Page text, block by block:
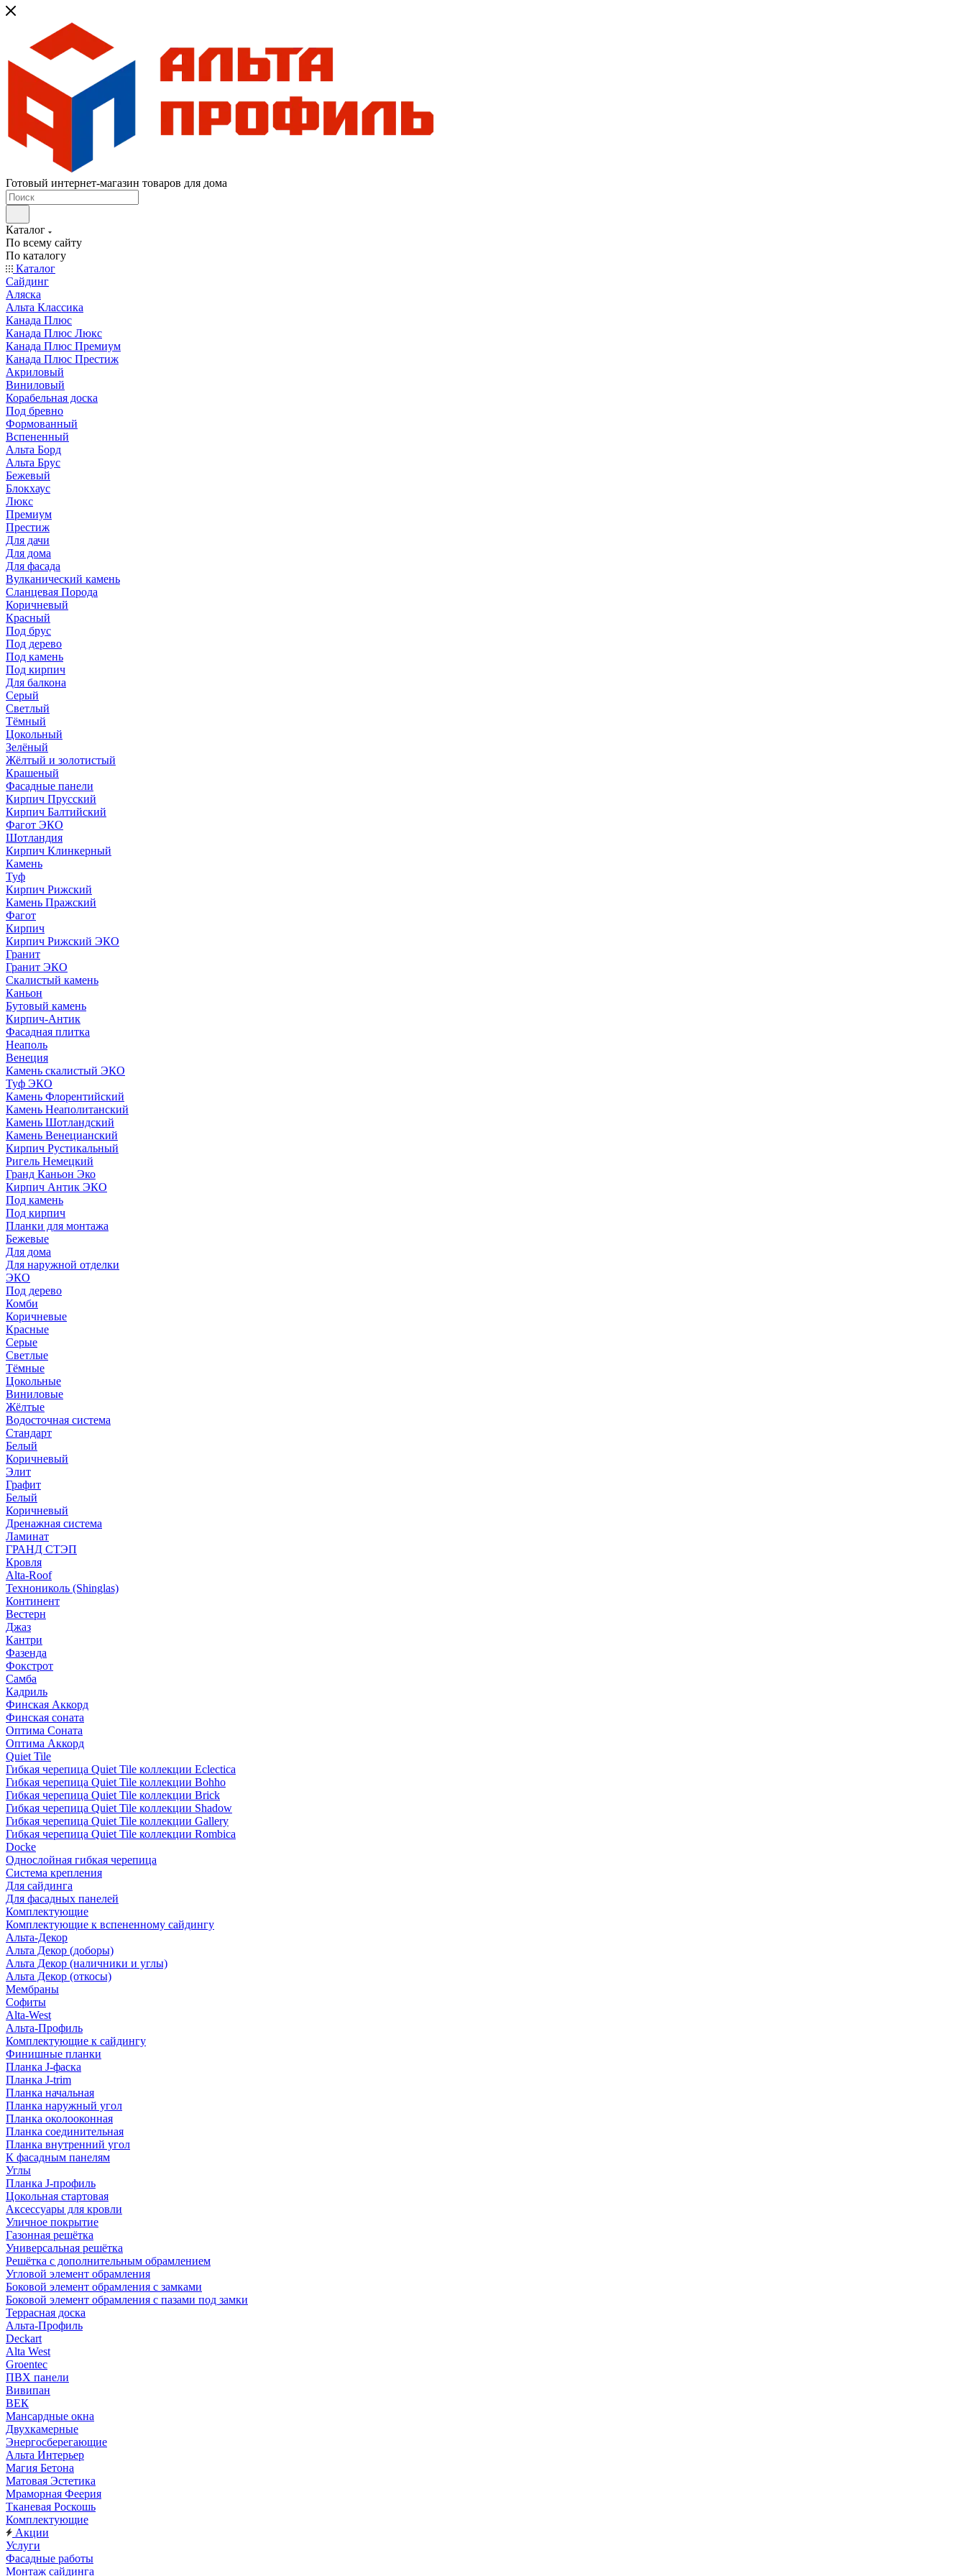
Готовый интернет-магазин товаров для дома
Каталог
По всему сайту
По каталогу
Каталог
Сайдинг
Аляска
Альта Классика
Канада Плюс
Канада Плюс Люкс
Канада Плюс Премиум
Канада Плюс Престиж
Акриловый
Виниловый
Корабельная доска
Под бревно
Формованный
Вспененный
Альта Борд
Альта Брус
Бежевый
Блокхаус
Люкс
Премиум
Престиж
Для дачи
Для дома
Для фасада
Вулканический камень
Сланцевая Порода
Коричневый
Красный
Под брус
Под дерево
Под камень
Под кирпич
Для балкона
Серый
Светлый
Тёмный
Цокольный
Зелёный
Жёлтый и золотистый
Крашеный
Фасадные панели
Кирпич Прусский
Кирпич Балтийский
Фагот ЭКО
Шотландия
Кирпич Клинкерный
Камень
Туф
Кирпич Рижский
Камень Пражский
Фагот
Кирпич
Кирпич Рижский ЭКО
Гранит
Гранит ЭКО
Скалистый камень
Каньон
Бутовый камень
Кирпич-Антик
Фасадная плитка
Неаполь
Венеция
Камень скалистый ЭКО
Туф ЭКО
Камень Флорентийский
Камень Неаполитанский
Камень Шотландский
Камень Венецианский
Кирпич Рустикальный
Ригель Немецкий
Гранд Каньон Эко
Кирпич Антик ЭКО
Под камень
Под кирпич
Планки для монтажа
Бежевые
Для дома
Для наружной отделки
ЭКO
Под дерево
Комби
Коричневые
Красные
Серые
Светлые
Тёмные
Цокольные
Виниловые
Жёлтые
Водосточная система
Стандарт
Белый
Коричневый
Элит
Графит
Белый
Коричневый
Дренажная система
Ламинат
ГРАНД СТЭП
Кровля
Alta-Roof
Технониколь (Shinglas)
Континент
Вестерн
Джаз
Кантри
Фазенда
Фокстрот
Самба
Кадриль
Финская Аккорд
Финская соната
Оптима Соната
Оптима Аккорд
Quiet Tile
Гибкая черепица Quiet Tile коллекции Eclectica
Гибкая черепица Quiet Tile коллекции Bohho
Гибкая черепица Quiet Tile коллекции Brick
Гибкая черепица Quiet Tile коллекции Shadow
Гибкая черепица Quiet Tile коллекции Gallery
Гибкая черепица Quiet Tile коллекции Rombica
Docke
Однослойная гибкая черепица
Система крепления
Для сайдинга
Для фасадных панелей
Комплектующие
Комплектующие к вспененному сайдингу
Альта-Декор
Альта Декор (доборы)
Альта Декор (наличники и углы)
Альта Декор (откосы)
Мембраны
Софиты
Alta-West
Альта-Профиль
Комплектующие к сайдингу
Финишные планки
Планка J-фаска
Планка J-trim
Планка начальная
Планка наружный угол
Планка околооконная
Планка соединительная
Планка внутренний угол
К фасадным панелям
Углы
Планка J-профиль
Цокольная стартовая
Аксессуары для кровли
Уличное покрытие
Газонная решётка
Универсальная решётка
Решётка с дополнительным обрамлением
Угловой элемент обрамления
Боковой элемент обрамления с замками
Боковой элемент обрамления с пазами под замки
Террасная доска
Альта-Профиль
Deckart
Alta West
Groentec
ПВХ панели
Вивипан
ВЕК
Мансардные окна
Двухкамерные
Энергосберегающие
Альта Интерьер
Магия Бетона
Матовая Эстетика
Мраморная Феерия
Тканевая Роскошь
Комплектующие
Акции
Услуги
Фасадные работы
Монтаж сайдинга